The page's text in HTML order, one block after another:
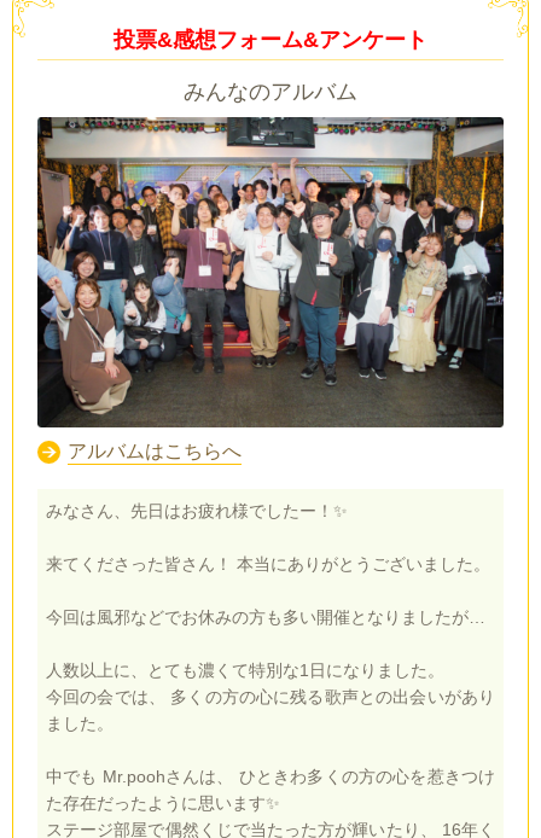
投票&感想フォーム&アンケート
みんなのアルバム
アルバムはこちらへ
みなさん、先日はお疲れ様でしたー！✨
来てくださった皆さん！ 本当にありがとうございました。
今回は風邪などでお休みの方も多い開催となりましたが…
人数以上に、とても濃くて特別な1日になりました。
今回の会では、 多くの方の心に残る歌声との出会いがあり
ました。
中でも Mr.poohさんは、 ひときわ多くの方の心を惹きつけ
た存在だったように思います✨
ステージ部屋で偶然くじで当たった方が輝いたり、 16年く